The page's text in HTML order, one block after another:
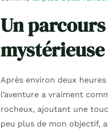
Un
mystérieuse
Après environ deux
l’aventure a vraiment
rocheux, ajoutant une
peu plus de mon objectif,